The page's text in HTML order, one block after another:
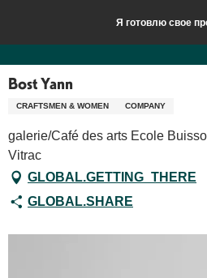
contenu
principal
Я готовлю свое
Добро пожаловать в Сарла, столицу
Bost Yann
CRAFTSMEN & WOMEN COMPANY
galerie/Café des arts Ecole
Vitrac
GLOBAL.GETTING_THERE
GLOBAL.SHARE